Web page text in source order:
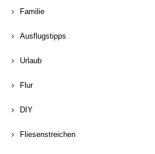
Familie
Ausflugstipps
Urlaub
Flur
DIY
Fliesenstreichen